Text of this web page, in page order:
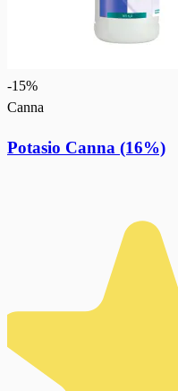
-15%
Canna
Potasio Canna (16%)